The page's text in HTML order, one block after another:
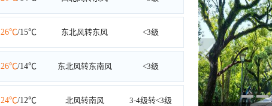
26℃/15℃ 东北风转东风 <3级
26℃/14℃ 东北风转东南风 <3级
24℃/12℃ 北风转南风 3-4级转<3级